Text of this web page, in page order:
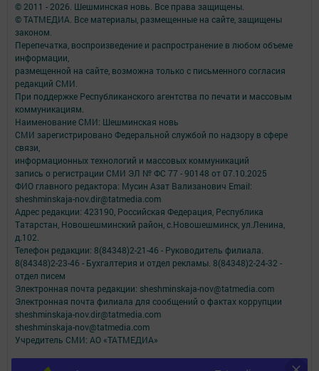
© 2011 - 2026. Шешминская новь. Все права защищены.
© ТАТМЕДИА. Все материалы, размещенные на сайте, защищены
законом.
Перепечатка, воспроизведение и распространение в любом объеме
информации,
размещенной на сайте, возможна только с письменного согласия
редакций СМИ.
При поддержке Республиканского агентства по печати и массовым
коммуникациям.
Наименование СМИ: Шешминская новь
СМИ зарегистрировано Федеральной службой по надзору в сфере
связи,
информационных технологий и массовых коммуникаций
запись о регистрации СМИ ЭЛ № ФС 77 - 90148 от 07.10.2025
ФИО главного редактора: Мусин Азат Вализанович Email:
sheshminskaja-nov.dir@tatmedia.com
Адрес редакции: 423190, Российская Федерация, Республика
Татарстан, Новошешминский район, с.Новошешминск, ул.Ленина,
д.102.
Телефон редакции: 8(84348)2-21-46 - Руководитель филиала.
8(84348)2-23-46 - Бухгалтерия и отдел рекламы. 8(84348)2-24-32 -
отдел писем
Электронная почта редакции: sheshminskaja-nov@tatmedia.com
Электронная почта филиала для сообщений о фактах коррупции
sheshminskaja-nov.dir@tatmedia.com
sheshminskaja-nov@tatmedia.com
Учредитель СМИ: АО «ТАТМЕДИА»
Антикоррупционная политика